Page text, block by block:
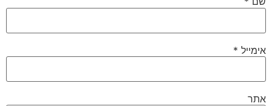
אימייל *
אתר